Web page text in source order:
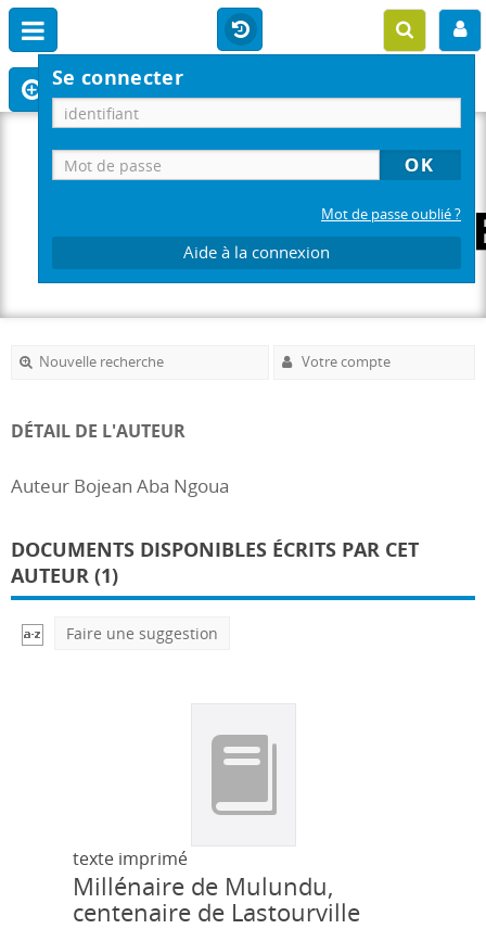
Se connecter
Mot de passe oublié ?
Aide à la connexion
Nouvelle recherche Votre compte
DÉTAIL DE L'AUTEUR
Auteur Bojean Aba Ngoua
DOCUMENTS DISPONIBLES ÉCRITS PAR CET
AUTEUR (1)
Faire une suggestion
texte imprimé
Millénaire de Mulundu,
centenaire de Lastourville